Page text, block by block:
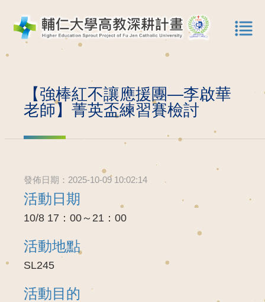
【強棒紅不讓應援團—李啟華
老師】菁英盃練習賽檢討
發佈日期：2025-10-09 10:02:14
活動日期
10/8 17：00～21：00
活動地點
SL245
活動目的